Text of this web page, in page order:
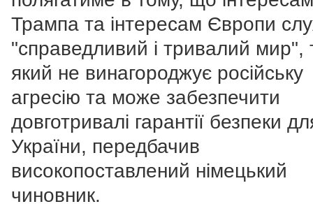
Трампа та інтересам Європи
"справедливий і тривалий мир",
який не винагороджує російську
агресію та може забезпечити
довготривалі гарантії безпеки
України, передбачив
високопоставлений німецький
чиновник.